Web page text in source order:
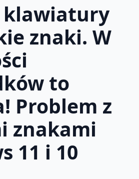
klawiatury
znaki. W
to
Problem z
znakami
11 i 10